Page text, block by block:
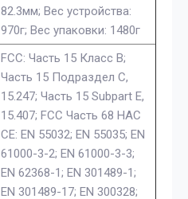
82.3мм; Вес устройства:
970г; Вес упаковки: 1480г
FCC: Часть 15 Класс B;
Часть 15 Подраздел C,
15.247; Часть 15 Subpart E,
15.407; FCC Часть 68 HAC
CE: EN 55032; EN 55035; EN
61000-3-2; EN 61000-3-3;
EN 62368-1; EN 301489-1;
EN 301489-17; EN 300328;